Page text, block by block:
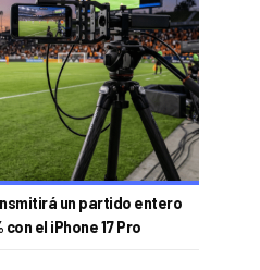
un partido entero
el iPhone 17 Pro